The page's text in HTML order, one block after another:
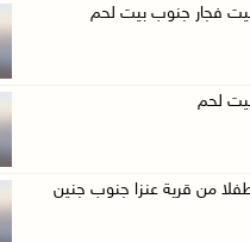
مواطن واعتقاله إثر هجوم ل ...
مكة للدفاع المشترك بين ...
فجار جنوب بيت لحم
لحم
من قرية عنزا جنوب جنين